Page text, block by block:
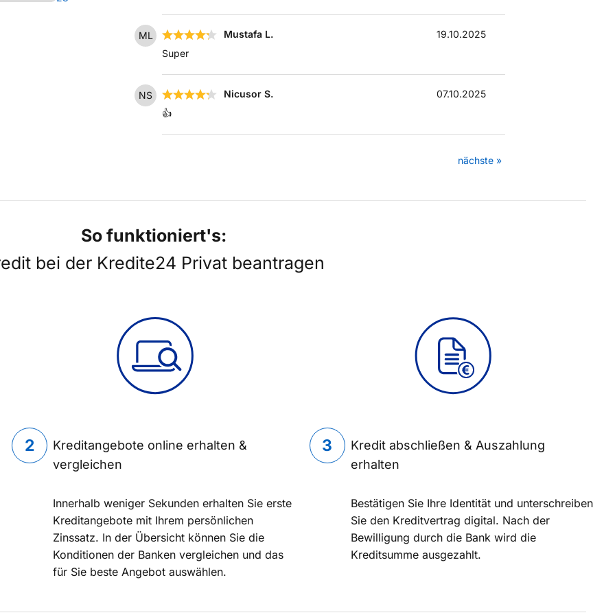
ML Mustafa L.
19.10.2025
Super
NS Nicusor S.
07.10.2025
👍
nächste »
So funktioniert's:
bei der Kredite24 Privat beantragen
Kreditangebote online erhalten &
vergleichen
Innerhalb weniger Sekunden erhalten Sie erste
Kreditangebote mit Ihrem persönlichen
Zinssatz. In der Übersicht können Sie die
Konditionen der Banken vergleichen und das
für Sie beste Angebot auswählen.
Kredit abschließen & Auszahlung
erhalten
Bestätigen Sie Ihre Identität und unterschreiben
Sie den Kreditvertrag digital. Nach der
Bewilligung durch die Bank wird die
Kreditsumme ausgezahlt.